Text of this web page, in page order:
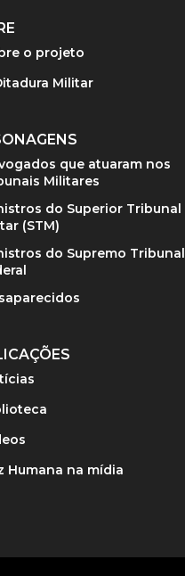
o projeto
Militar
que atuaram nos
Militares
do Superior Tribunal
(STM)
do Supremo Tribunal
Humana na mídia